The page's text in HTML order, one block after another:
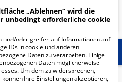
ERFAHREN
Mehr Informationen
„Ablehnen“ wird die
unbedingt erforderliche cookie
und/oder greifen auf Informationen auf
IDs in cookie und anderen
Daten zu verarbeiten. Einige
Daten möglicherweise
Um dem zu widersprechen,
können Ihre Einstellungen akzeptieren,